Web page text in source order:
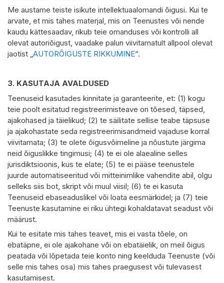
Me austame teiste isikute intellektuaalomandi õigusi. Kui te
arvate, et mis tahes materjal, mis on Teenustes või nende
kaudu kättesaadav, rikub teie omanduses või kontrolli all
olevat autoriõigust, vaadake palun viivitamatult allpool olevat
jaotist „AUTORÕIGUSTE RIKKUMINE“.
3. KASUTAJA AVALDUSED
Teenuseid kasutades kinnitate ja garanteerite, et: (1) kogu
teie poolt esitatud registreerimisteave on tõesed, täpsed,
ajakohased ja täielikud; (2) te säilitate sellise teabe täpsuse
ja ajakohastate seda registreerimisandmeid vajaduse korral
viivitamata; (3) te olete õigusvõimeline ja nõustute järgima
neid õiguslikke tingimusi; (4) te ei ole alaealine selles
jurisdiktsioonis, kus te elate; (5) te ei pääse teenustele
juurde automatiseeritud või mitteinimlike vahendite abil, olgu
selleks siis bot, skript või muul viisil; (6) te ei kasuta
Teenuseid ebaseaduslikel või loata eesmärkidel; ja (7) teie
Teenuste kasutamine ei riku ühtegi kohaldatavat seadust või
määrust.
Kui te esitate mis tahes teavet, mis ei vasta tõele, on
ebatäpne, ei ole ajakohane või on ebatäielik, on meil õigus
peatada või lõpetada teie konto ning keelduda Teenuste (või
selle mis tahes osa) mis tahes praegusest või tulevasest
kasutamisest.